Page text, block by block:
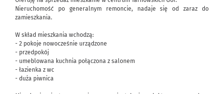
Nieruchomość po generalnym remoncie, nadaje się od zaraz do
zamieszkania.
W skład mieszkania wchodzą:
- 2 pokoje nowocześnie urządzone
- przedpokój
- umeblowana kuchnia połączona z salonem
- łazienka z wc
- duża piwnica